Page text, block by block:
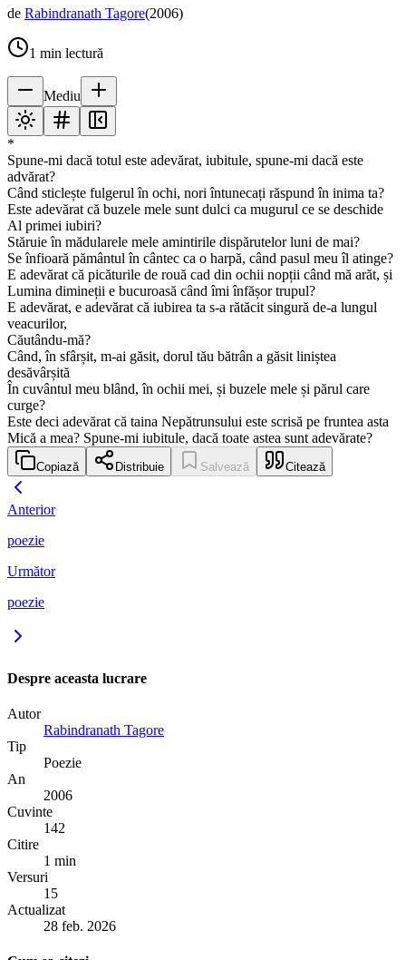
de Rabindranath Tagore(2006)
1 min lectură
Mediu
*
Spune-mi dacă totul este adevărat, iubitule, spune-mi dacă este
advărat?
Când sticlește fulgerul în ochi, nori întunecați răspund în inima ta?
Este adevărat că buzele mele sunt dulci ca mugurul ce se deschide
Al primei iubiri?
Stăruie în mădularele mele amintirile dispărutelor luni de mai?
Se înfioară pământul în cântec ca o harpă, când pasul meu îl atinge?
E adevărat că picăturile de rouă cad din ochii nopții când mă arăt, și
Lumina dimineții e bucuroasă când îmi înfășor trupul?
E adevărat, e adevărat că iubirea ta s-a rătăcit singură de-a lungul
veacurilor,
Căutându-mă?
Când, în sfârșit, m-ai găsit, dorul tău bătrân a găsit liniștea
desăvârșită
În cuvântul meu blând, în ochii mei, și buzele mele și părul care
curge?
Este deci adevărat că taina Nepătrunsului este scrisă pe fruntea asta
Mică a mea? Spune-mi iubitule, dacă toate astea sunt adevărate?
Copiază Distribuie Salvează Citează
Anterior
poezie
Următor
poezie
Despre aceasta lucrare
Autor
Rabindranath Tagore
Tip
Poezie
An
2006
Cuvinte
142
Citire
1 min
Versuri
15
Actualizat
28 feb. 2026